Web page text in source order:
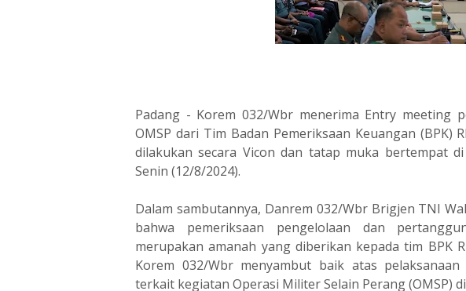
Padang - Korem 032/Wbr menerima Entry meeting
OMSP dari Tim Badan Pemeriksaan Keuangan (BPK)
dilakukan secara Vicon dan tatap muka bertempat
Senin (12/8/2024).
Dalam sambutannya, Danrem 032/Wbr Brigjen TNI
bahwa pemeriksaan pengelolaan dan
merupakan amanah yang diberikan kepada tim BPK
Korem 032/Wbr menyambut baik atas
terkait kegiatan Operasi Militer Selain Perang (OMSP)